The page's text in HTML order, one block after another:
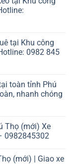
tại Khu công
0982 845
toàn tỉnh Phú
nhanh chóng
Thọ (mới) Xe
0982845302
(mới) | Giao xe